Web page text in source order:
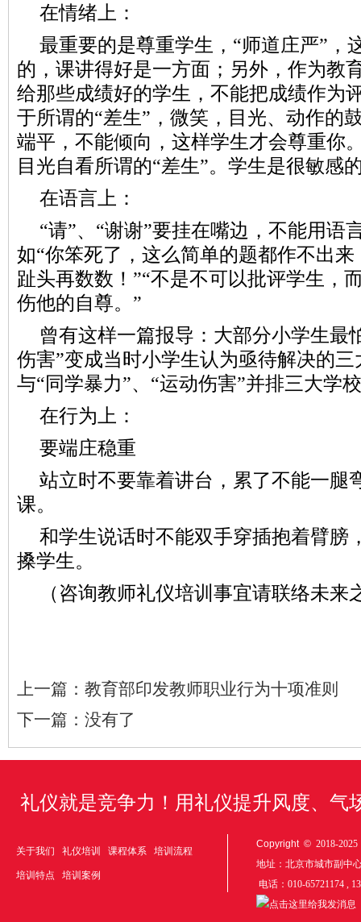
在情绪上：
最重要的是尊重学生，“师道庄严”，
的，课讲得好是一方面；另外，作为教
给那些成绩好的学生，不能把成绩作为
于所谓的“差生”，微笑，目光、动作的
端平，不能倾向，这样学生才会尊重你
目光自看所谓的“差生”。学生是很敏感
在语言上：
“请”、“谢谢”要挂在嘴边，不能用语
如“你笨死了，这么简单的题都作不出
趾头再数数！”“不是不可以批评学生，
伤他的自尊。”
曾有这样一篇报导：大部分小学生最
伤害”变成当时小学生认为亟待解决的
与“同学暴力”、“运动伤害”并排三大学
在行为上：
要端庄稳重
站立时不要靠着讲台，累了不能一腿
课。
和学生说话时不能双手穿插抱着臂膀
搡学生。
（咨询教师礼仪培训事宜请联络未来
上一篇： 教育部印发教师职业行为十项准则
下一篇： 没有了
礼仪就是竞争力！用礼仪提升风度、气
关于我们 礼仪培训 课程体系 培训流程
培训特点 培训案例
Copyright © 2018-
地址：北京市城市副中
电话：010-65721174 ,